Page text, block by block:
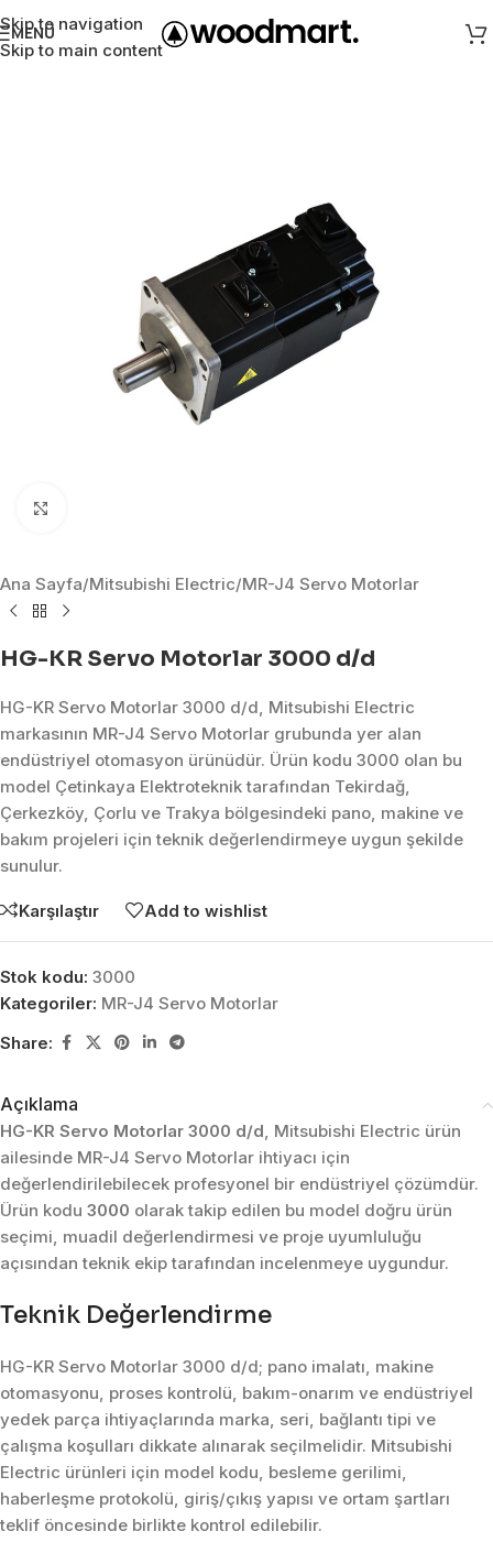
Skip to navigation
Skip to main content
MENÜ
Ana Sayfa/Mitsubishi Electric/MR-J4 Servo Motorlar
HG-KR Servo Motorlar 3000 d/d
HG-KR Servo Motorlar 3000 d/d, Mitsubishi Electric
markasının MR-J4 Servo Motorlar grubunda yer alan
endüstriyel otomasyon ürünüdür. Ürün kodu 3000 olan bu
model Çetinkaya Elektroteknik tarafından Tekirdağ,
Çerkezköy, Çorlu ve Trakya bölgesindeki pano, makine ve
bakım projeleri için teknik değerlendirmeye uygun şekilde
sunulur.
Karşılaştır Add to wishlist
Stok kodu: 3000
Kategoriler: MR-J4 Servo Motorlar
Share:
Açıklama
HG-KR Servo Motorlar 3000 d/d, Mitsubishi Electric ürün
ailesinde MR-J4 Servo Motorlar ihtiyacı için
değerlendirilebilecek profesyonel bir endüstriyel çözümdür.
Ürün kodu 3000 olarak takip edilen bu model doğru ürün
seçimi, muadil değerlendirmesi ve proje uyumluluğu
açısından teknik ekip tarafından incelenmeye uygundur.
Teknik Değerlendirme
HG-KR Servo Motorlar 3000 d/d; pano imalatı, makine
otomasyonu, proses kontrolü, bakım-onarım ve endüstriyel
yedek parça ihtiyaçlarında marka, seri, bağlantı tipi ve
çalışma koşulları dikkate alınarak seçilmelidir. Mitsubishi
Electric ürünleri için model kodu, besleme gerilimi,
haberleşme protokolü, giriş/çıkış yapısı ve ortam şartları
teklif öncesinde birlikte kontrol edilebilir.